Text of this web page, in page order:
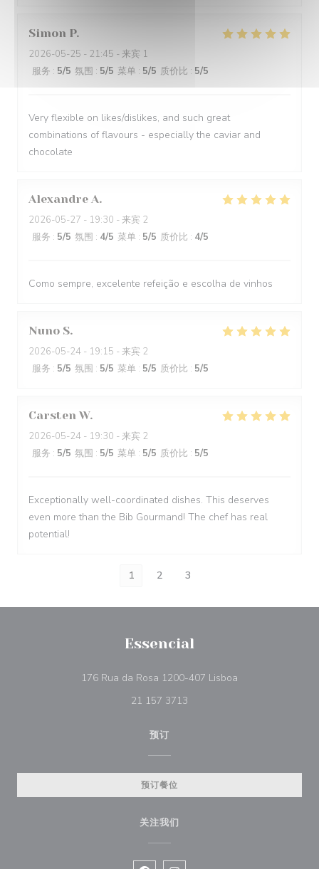
Simon P
2026-05-25 - 21:45 - 来宾 1
服务 : 5/5 氛围 : 5/5 菜单 : 5/5 质价比 : 5/5
Very flexible on likes/dislikes, and such great
combinations of flavours - especially the caviar and
chocolate
Alexandre A
2026-05-27 - 19:30 - 来宾 2
服务 : 5/5 氛围 : 4/5 菜单 : 5/5 质价比 : 4/5
Como sempre, excelente refeição e escolha de vinhos
Nuno S
2026-05-24 - 19:15 - 来宾 2
服务 : 5/5 氛围 : 5/5 菜单 : 5/5 质价比 : 5/5
Carsten W
2026-05-24 - 19:30 - 来宾 2
服务 : 5/5 氛围 : 5/5 菜单 : 5/5 质价比 : 5/5
Exceptionally well-coordinated dishes. This deserves
even more than the Bib Gourmand! The chef has real
potential!
1 2 3
Essencial
176 Rua da Rosa 1200-407 Lisboa
21 157 3713
预订
预订餐位
关注我们